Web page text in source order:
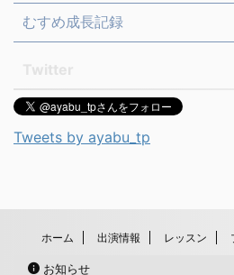
むすめ成長記録
Tweets by ayabu_tp
ホーム 出演情報 レッスン
お知らせ